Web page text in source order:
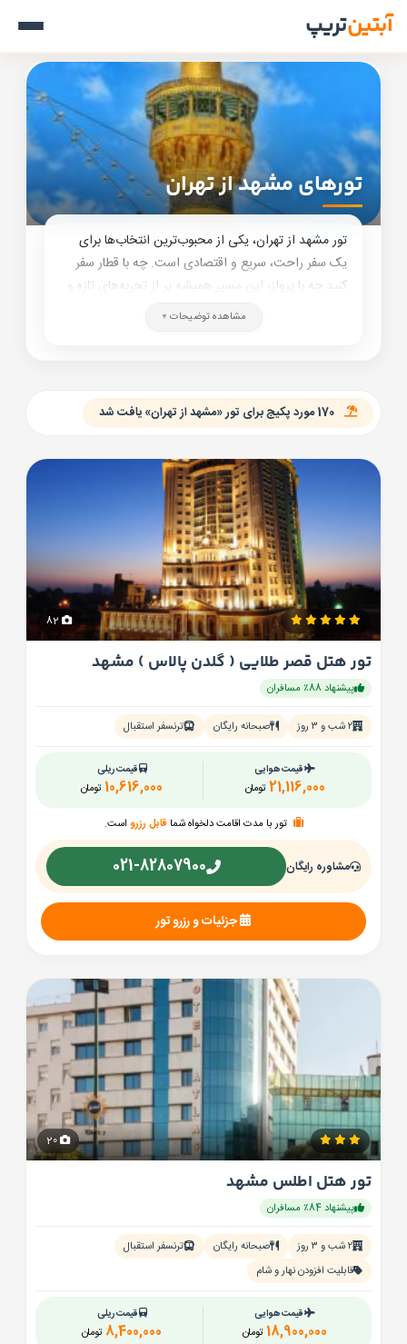
آبتینتریپ
تورهای مشهد از تهران
تور مشهد از تهران، یکی از محبوب‌ترین انتخاب‌ها برای
یک سفر راحت، سریع و اقتصادی است. چه با قطار سفر
کنید چه با پرواز، این مسیر همیشه پر از تجربه‌های تازه و
حال‌وهوای متفاوت است.
راحت باشد.
مشاهده توضیحات
تور هتل قصر طلایی ( گلدن پالاس ) مشهد
پیشنهاد 88٪ مسافران
۲ شب و ۳ روز صبحانه رایگان ترنسفر استقبال
قیمت هوایی
تومان 21,116,000
قیمت ریلی
تومان 10,616,000
تور با مدت اقامت دلخواه شما قابل رزرو است.
مشاوره رایگان 021-82807900
جزئیات و رزرو تور
20
تور هتل اطلس مشهد
پیشنهاد 84٪ مسافران
۲ شب و ۳ روز صبحانه رایگان
ترنسفر استقبال
قابلیت افزودن نهار و شام
قیمت هوایی
تومان 18,900,000
قیمت ریلی
تومان 8,400,000